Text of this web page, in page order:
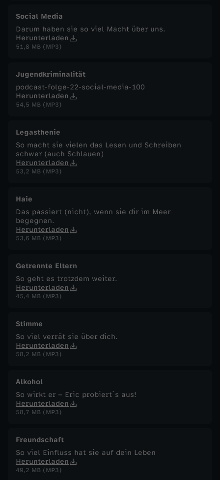
Social Media
Darum haben sie so viel Macht über uns.
Herunterladen
51,8 MB (MP3)
Jugendkriminalität
podcast-folge-22-social-media-100
Herunterladen
54,5 MB (MP3)
Legasthenie
So macht sie vielen das Lesen und Schreiben
schwer (auch Schlauen)
Herunterladen
53,2 MB (MP3)
Haie
Das passiert (nicht), wenn sie dir im Meer
begegnen.
Herunterladen
53,6 MB (MP3)
Getrennte Eltern
So geht es trotzdem weiter.
Herunterladen
45,4 MB (MP3)
Stimme
So viel verrät sie über dich.
Herunterladen
58,2 MB (MP3)
Alkohol
So wirkt er – Eric probiert´s aus!
Herunterladen
58,7 MB (MP3)
Freundschaft
So viel Einfluss hat sie auf dein Leben
Herunterladen
49,2 MB (MP3)